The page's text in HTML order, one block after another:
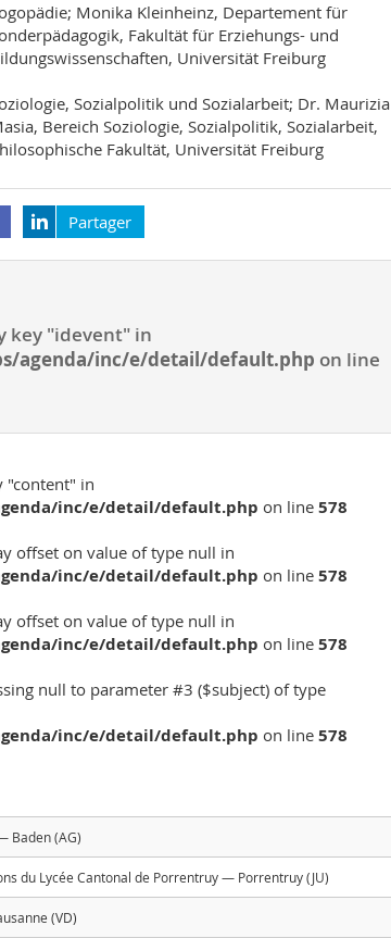
Monika Kleinheinz, Departement für
Fakultät für Erziehungs- und
Universität Freiburg
Sozialpolitik und Sozialarbeit; Dr. Maurizia
Bereich Soziologie, Sozialpolitik, Sozialarbeit,
Fakultät, Universität Freiburg
Partager
key "idevent" in
agenda/inc/e/detail/default.php on line
"content" in
inc/e/detail/default.php on line 578
offset on value of type null in
inc/e/detail/default.php on line 578
offset on value of type null in
inc/e/detail/default.php on line 578
null to parameter #3 ($subject) of type
inc/e/detail/default.php on line 578
Baden (AG)
du Lycée Cantonal de Porrentruy — Porrentruy (JU)
(VD)